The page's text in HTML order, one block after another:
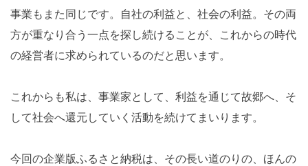
事業もまた同じです。自社の利益と、社会の利益。その両
方が重なり合う一点を探し続けることが、これからの時代
の経営者に求められているのだと思います。
これからも私は、事業家として、利益を通じて故郷へ、そ
して社会へ還元していく活動を続けてまいります。
今回の企業版ふるさと納税は、その長い道のりの、ほんの